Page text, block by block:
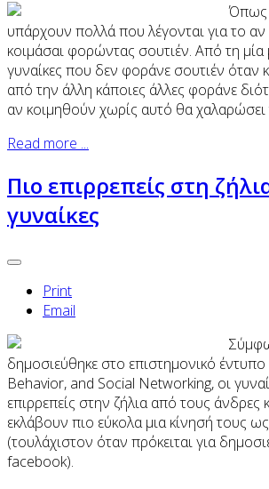
Όπως
υπάρχουν πολλά που λέγονται για το αν
κοιμάσαι φορώντας σουτιέν. Από τη
γυναίκες που δεν φοράνε σουτιέν όταν
από την άλλη κάποιες άλλες φοράνε
αν κοιμηθούν χωρίς αυτό θα
Read more ...
Πιο επιρρεπείς στη
γυναίκες
Print
Email
δημοσιεύθηκε στο επιστημονικό
Behavior, and Social Networking, οι
επιρρεπείς στην ζήλια από τους
εκλάβουν πιο εύκολα μια κίνησή τους
(τουλάχιστον όταν πρόκειται για
facebook).